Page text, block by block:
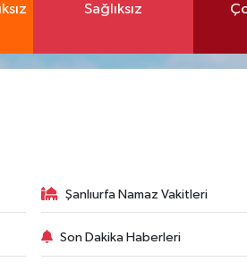
Sağlıksız
Şanlıurfa Namaz Vakitleri
Son Dakika Haberleri